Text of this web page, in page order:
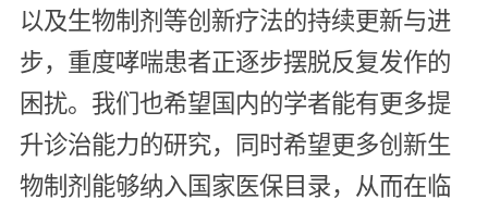
以及生物制剂等创新疗法的持续更新与进
步，重度哮喘患者正逐步摆脱反复发作的
困扰。我们也希望国内的学者能有更多提
升诊治能力的研究，同时希望更多创新生
物制剂能够纳入国家医保目录，从而在临